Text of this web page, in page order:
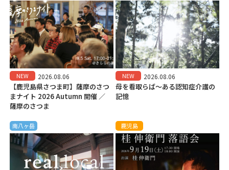
NEW 2026.08.06
【鹿児島県さつま町】薩摩のさつ
まナイト 2026 Autumn 開催 ／
薩摩のさつま
NEW 2026.08.06
母を看取らば～ある認知症介護の
記憶
南八ヶ岳 鹿児島